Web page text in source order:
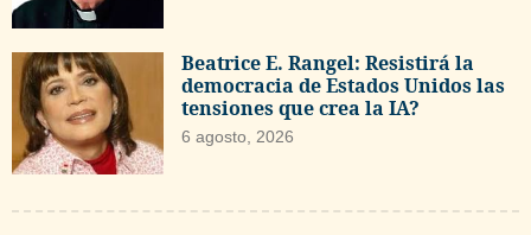
Beatrice E. Rangel: Resistirá la
democracia de Estados Unidos las
tensiones que crea la IA?
6 agosto, 2026